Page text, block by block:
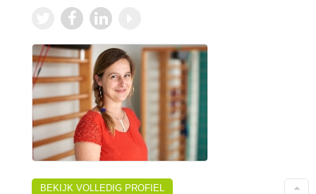
BEKIJK VOLLEDIG PROFIEL